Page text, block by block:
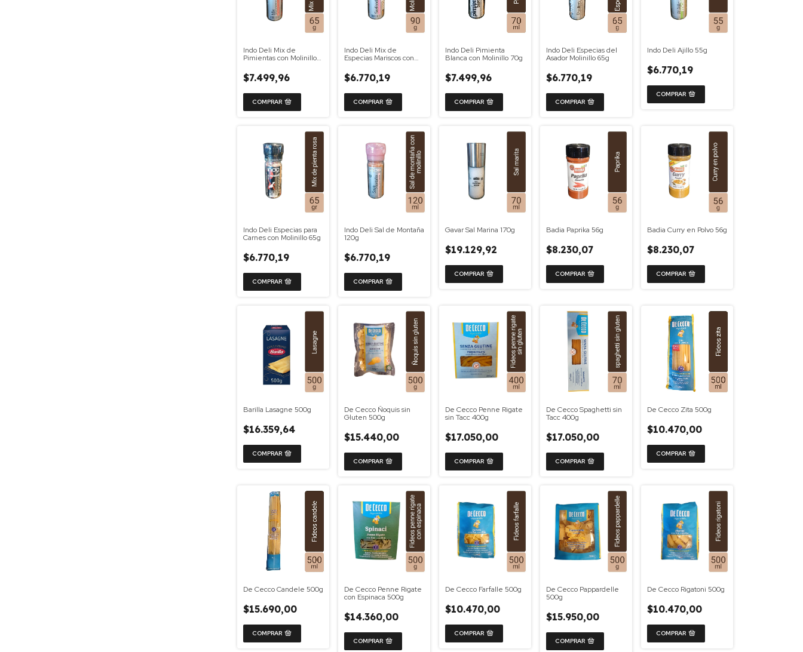
Indo Deli Mix de
Pimientas con Molinillo
$7.499,96
Indo Deli Mix de
Especias Mariscos con
$6.770,19
Indo Deli Pimienta
Blanca con Molinillo 70g
$7.499,96
Indo Deli Especias del
Asador Molinillo 65g
$6.770,19
Indo Deli Ajillo 55g
$6.770,19
Indo Deli Especias para
Carnes con Molinillo 65g
$6.770,19
Indo Deli Sal de Montaña
120g
$6.770,19
Gavar Sal Marina 170g
$19.129,92
Badia Paprika 56g
$8.230,07
Badia Curry en Polvo 56g
$8.230,07
Barilla Lasagne 500g
$16.359,64
De Cecco Ñoquis sin
Gluten 500g
$15.440,00
De Cecco Penne Rigate
sin Tacc 400g
$17.050,00
De Cecco Spaghetti sin
Tacc 400g
$17.050,00
De Cecco Zita 500g
$10.470,00
De Cecco Candele 500g
$15.690,00
De Cecco Penne Rigate
con Espinaca 500g
$14.360,00
De Cecco Farfalle 500g
$10.470,00
De Cecco Pappardelle
500g
$15.950,00
De Cecco Rigatoni 500g
$10.470,00